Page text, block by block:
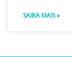
SAIBA MAIS »